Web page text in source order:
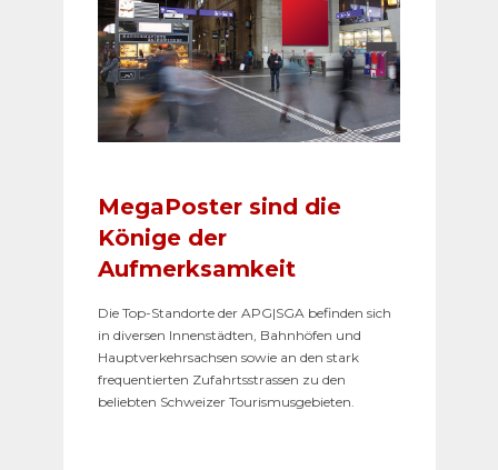
MegaPoster sind die
Könige der
Aufmerksamkeit
Die Top-Standorte der APG|SGA befinden sich
in diversen Innenstädten, Bahnhöfen und
Hauptverkehrsachsen sowie an den stark
frequentierten Zufahrtsstrassen zu den
beliebten Schweizer Tourismusgebieten.